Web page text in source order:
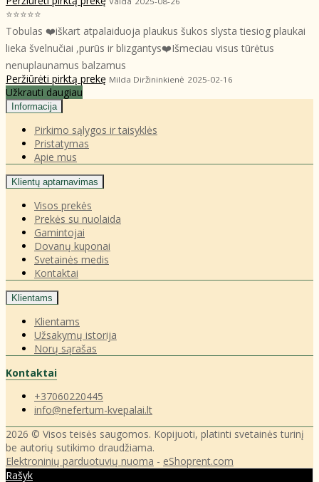
⭐⭐⭐⭐⭐
Tobulas ❤️iškart atpalaiduoja plaukus šukos slysta tiesiog plaukai
lieka švelnučiai ,purūs ir blizgantys❤️Išmeciau visus tūrėtus
nenuplaunamus balzamus
Peržiūrėti pirktą prekę Milda Diržininkienė 2025-02-16
Užkrauti daugiau
Informacija
Pirkimo sąlygos ir taisyklės
Pristatymas
Apie mus
Klientų aptarnavimas
Visos prekės
Prekės su nuolaida
Gamintojai
Dovanų kuponai
Svetainės medis
Kontaktai
Klientams
Klientams
Užsakymų istorija
Norų sąrašas
Kontaktai
+37060220445
info@nefertum-kvepalai.lt
2026 © Visos teisės saugomos. Kopijuoti, platinti svetainės turinį
be autorių sutikimo draudžiama.
Elektroninių parduotuvių nuoma - eShoprent.com
Rašyk